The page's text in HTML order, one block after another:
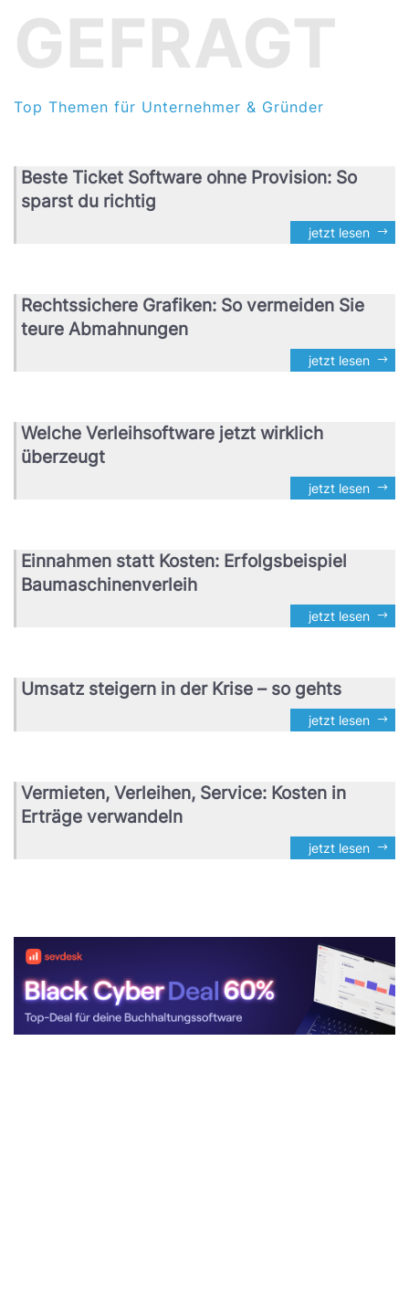
GEFRAGT
Top Themen für Unternehmer & Gründer
Beste Ticket Software ohne Provision: So
sparst du richtig
jetzt lesen
Rechtssichere Grafiken: So vermeiden Sie
teure Abmahnungen
jetzt lesen
Welche Verleihsoftware jetzt wirklich
überzeugt
jetzt lesen
Einnahmen statt Kosten: Erfolgsbeispiel
Baumaschinenverleih
jetzt lesen
Umsatz steigern in der Krise – so gehts
jetzt lesen
Vermieten, Verleihen, Service: Kosten in
Erträge verwandeln
jetzt lesen